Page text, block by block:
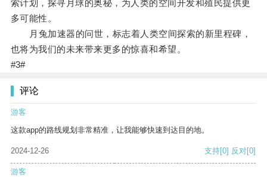
索计划，探寻月球的奥秘，为人类的空间开发和殖民提供更
多可能性。
月兔加速器的问世，标志着人类空间探索的新里程碑，
也将为我们的未来带来更多的惊喜和希望。
#3#
评论
游客
这款app的路线规划非常精准，让我能够快速到达目的地。
2024-12-26 支持[0] 反对[0]
游客